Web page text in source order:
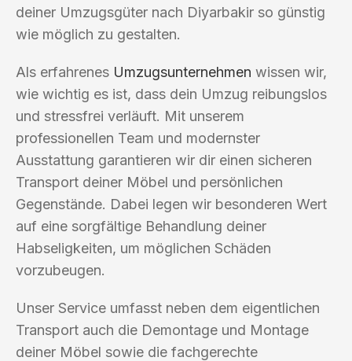
deiner Umzugsgüter nach Diyarbakir so günstig
wie möglich zu gestalten.
Als erfahrenes Umzugsunternehmen wissen wir,
wie wichtig es ist, dass dein Umzug reibungslos
und stressfrei verläuft. Mit unserem
professionellen Team und modernster
Ausstattung garantieren wir dir einen sicheren
Transport deiner Möbel und persönlichen
Gegenstände. Dabei legen wir besonderen Wert
auf eine sorgfältige Behandlung deiner
Habseligkeiten, um möglichen Schäden
vorzubeugen.
Unser Service umfasst neben dem eigentlichen
Transport auch die Demontage und Montage
deiner Möbel sowie die fachgerechte